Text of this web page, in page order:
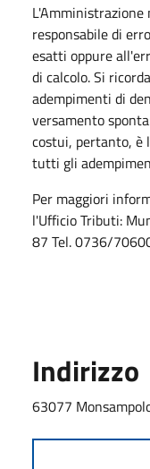
responsabile di
esatti oppure
di calcolo. Si
adempimenti di
versamento
costui, pertanto, è
tutti gli
Per maggiori
l'Ufficio Tributi:
87 Tel. 0736/
Indirizzo
63077